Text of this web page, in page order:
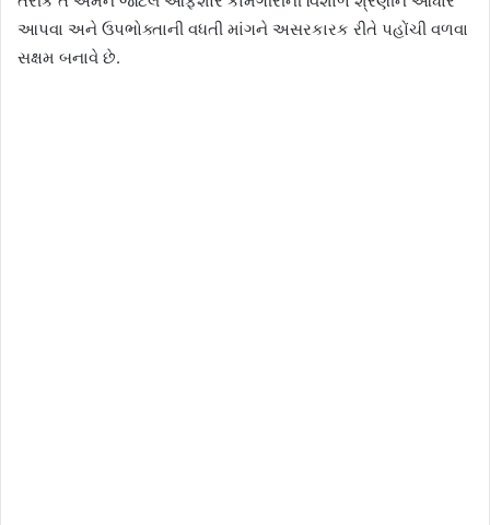
આપવા અને ઉપભોક્તાની વધતી માંગને અસરકારક રીતે પહોંચી વળવા
સક્ષમ બનાવે છે.